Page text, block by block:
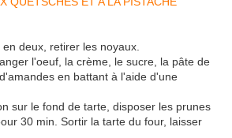
deux, retirer les noyaux.
l'oeuf, la crème, le sucre, la pâte de
en battant à l'aide d'une
sur le fond de tarte, disposer les prunes
30 min. Sortir la tarte du four, laisser